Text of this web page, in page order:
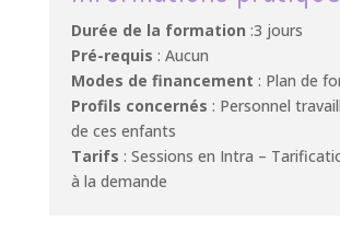
Durée de la formation :3 jours
Pré-requis : Aucun
Modes de financement : Plan de
Profils concernés : Personnel
de ces enfants
Tarifs : Sessions en Intra –
à la demande